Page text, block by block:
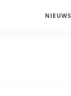
NIEUWS